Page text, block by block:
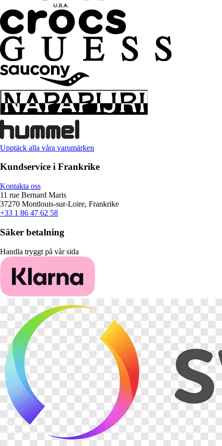
Upptäck alla våra varumärken
Kundservice i Frankrike
Kontakta oss
11 rue Bernard Maris
37270 Montlouis-sur-Loire, Frankrike
+33 1 86 47 62 58
Säker betalning
Handla tryggt på vår sida